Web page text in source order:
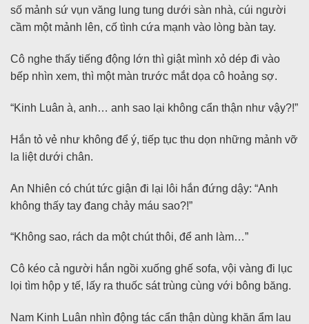
số mảnh sứ vụn văng lung tung dưới sàn nhà, cúi người
cầm một mảnh lên, cố tình cứa mạnh vào lòng bàn tay.
Cô nghe thấy tiếng động lớn thì giật mình xỏ dép đi vào
bếp nhìn xem, thì một màn trước mắt dọa cô hoảng sợ.
“Kinh Luân à, anh… anh sao lại không cẩn thận như vậy?!”
Hắn tỏ vẻ như không để ý, tiếp tục thu dọn những mảnh vỡ
la liệt dưới chân.
An Nhiên có chút tức giận đi lại lôi hắn đứng dậy: “Anh
không thấy tay đang chảy máu sao?!”
“Không sao, rách da một chút thôi, để anh làm…”
Cô kéo cả người hắn ngồi xuống ghế sofa, vội vàng đi lục
lọi tìm hộp y tế, lấy ra thuốc sát trùng cùng với bông băng.
Nam Kinh Luân nhìn động tác cẩn thận dùng khăn ẩm lau